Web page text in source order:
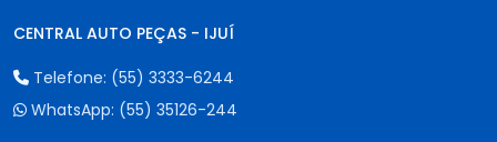
CENTRAL AUTO PEÇAS - IJUÍ
Telefone: (55) 3333-6244
WhatsApp: (55) 35126-244